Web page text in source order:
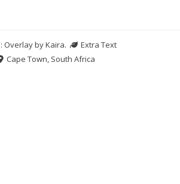
Overlay byKaira.
Extra Text
Cape Town, South Africa